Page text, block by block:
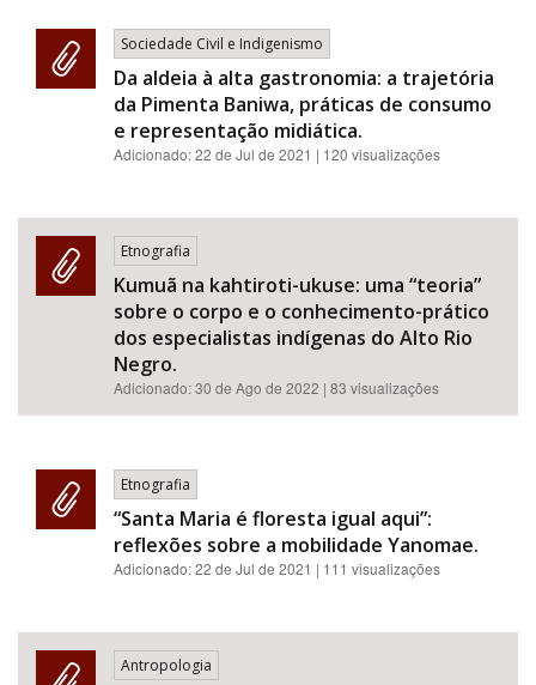
Sociedade Civil e Indigenismo
Da aldeia à alta gastronomia: a trajetória
da Pimenta Baniwa, práticas de consumo
e representação midiática.
Adicionado:22 de Jul de 2021 | 120 visualizações
Etnografia
Kumuã na kahtiroti-ukuse: uma “teoria”
sobre o corpo e o conhecimento-prático
dos especialistas indígenas do Alto Rio
Negro.
Adicionado:30 de Ago de 2022 | 83 visualizações
Etnografia
“Santa Maria é floresta igual aqui”:
reflexões sobre a mobilidade Yanomae.
Adicionado:22 de Jul de 2021 | 111 visualizações
Antropologia